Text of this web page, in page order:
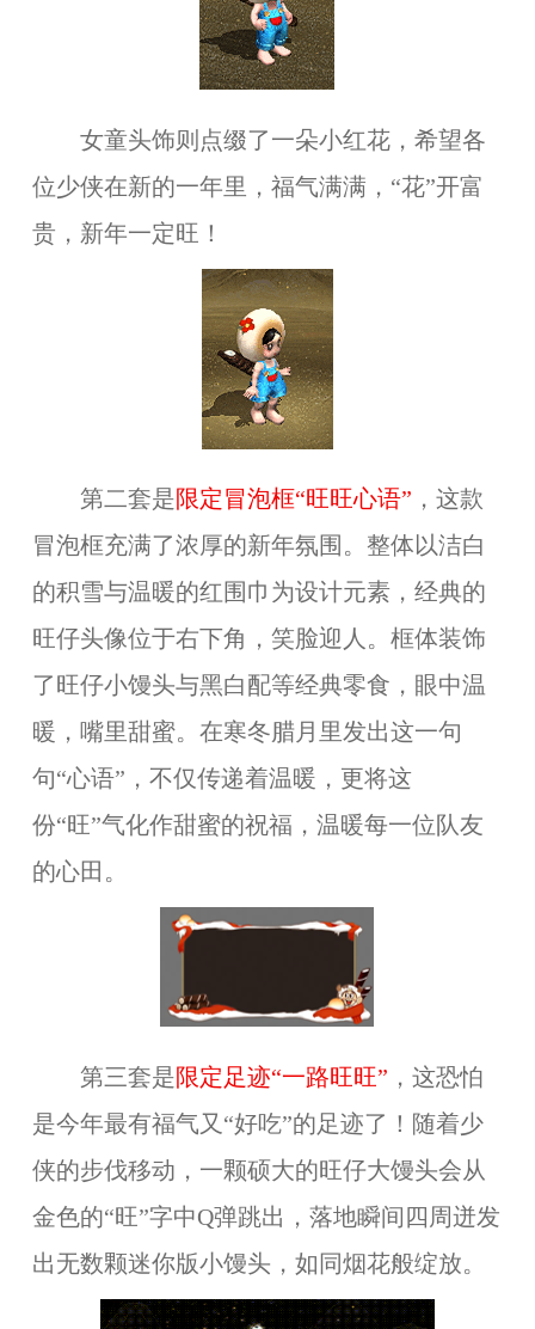
女童头饰则点缀了一朵小红花，希望各
位少侠在新的一年里，福气满满，“花”开富
贵，新年一定旺！
第二套是限定冒泡框“旺旺心语” ，这款
冒泡框充满了浓厚的新年氛围。整体以洁白
的积雪与温暖的红围巾为设计元素，经典的
旺仔头像位于右下角，笑脸迎人。框体装饰
了旺仔小馒头与黑白配等经典零食，眼中温
暖，嘴里甜蜜。在寒冬腊月里发出这一句
句“心语”，不仅传递着温暖，更将这
份“旺”气化作甜蜜的祝福，温暖每一位队友
的心田。
第三套是限定足迹“一路旺旺” ，这恐怕
是今年最有福气又“好吃”的足迹了！随着少
侠的步伐移动，一颗硕大的旺仔大馒头会从
金色的“旺”字中Q弹跳出，落地瞬间四周迸发
出无数颗迷你版小馒头，如同烟花般绽放。